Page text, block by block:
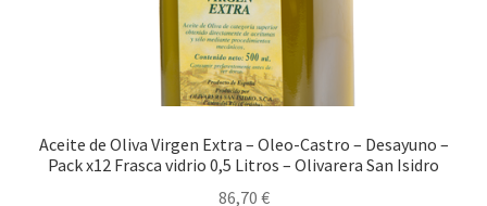
Aceite de Oliva Virgen Extra – Oleo-Castro – Desayuno –
Pack x12 Frasca vidrio 0,5 Litros – Olivarera San Isidro
86,70 €